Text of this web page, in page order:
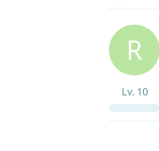
R
Lv. 10